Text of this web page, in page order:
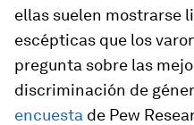
ellas suelen mostrarse
escépticas que los
pregunta sobre las
discriminación de
encuesta de Pew